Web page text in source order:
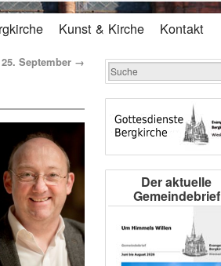
Kunst & Kirche Kontakt
September →
Der aktuelle
Gemeindebrief